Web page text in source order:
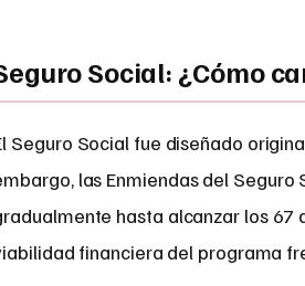
Social: ¿Cómo
Seguro Social fue diseñado
las Enmiendas del
hasta alcanzar los 67
financiera del programa